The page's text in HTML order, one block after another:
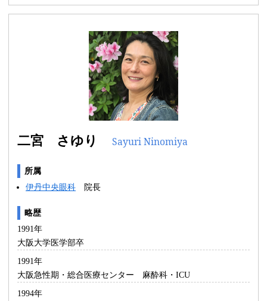
二宮 さゆり Sayuri Ninomiya
所属
伊丹中央眼科 院長
略歴
1991年
大阪大学医学部卒
1991年
大阪急性期・総合医療センター 麻酔科・ICU
1994年